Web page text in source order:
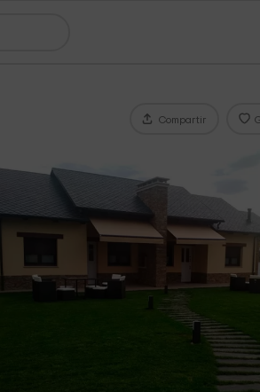
Compartir